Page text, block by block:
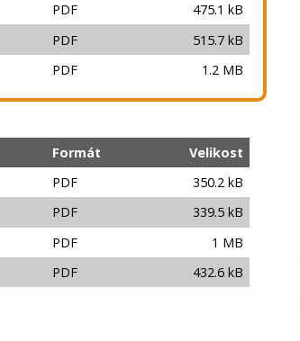
PDF
475.1 kB
PDF
515.7 kB
PDF 1.2 MB
Formát
Velikost
PDF
350.2 kB
PDF
339.5 kB
PDF
1 MB
PDF 432.6 kB